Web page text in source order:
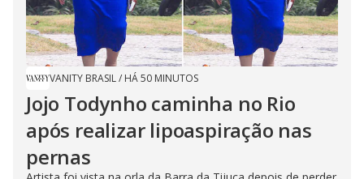
VANITY BRASIL/ HÁ 50 MINUTOS
Jojo Todynho caminha no Rio
após realizar lipoaspiração nas
pernas